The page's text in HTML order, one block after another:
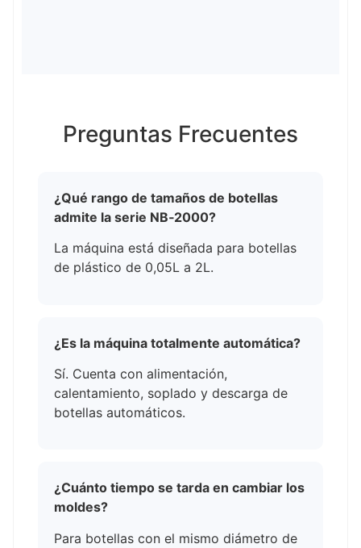
Preguntas Frecuentes
¿Qué rango de tamaños de botellas
admite la serie NB‑2000?
La máquina está diseñada para botellas
de plástico de 0,05L a 2L.
¿Es la máquina totalmente automática?
Sí. Cuenta con alimentación,
calentamiento, soplado y descarga de
botellas automáticos.
¿Cuánto tiempo se tarda en cambiar los
moldes?
Para botellas con el mismo diámetro de